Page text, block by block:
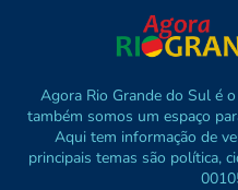
Agora Rio Grande do Sul é
também somos um espaço
Aqui tem informação de
principais temas são política,